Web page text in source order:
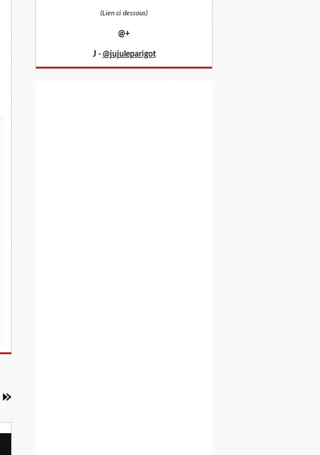
(Lien ci dessous)
@+
J - @jujuleparigot